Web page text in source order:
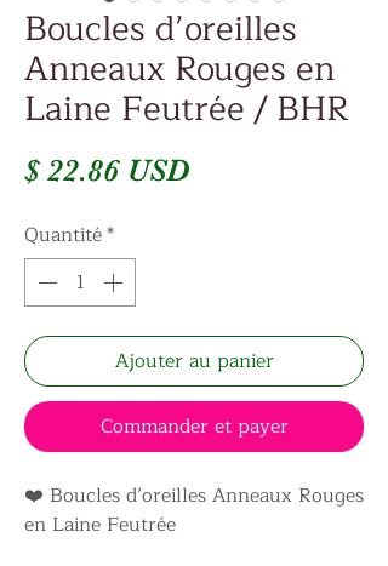
Boucles d’oreilles
Anneaux Rouges en
Laine Feutrée / BHR
$ 22.86 USDPrix
Quantité*
Ajouter au panier
Commander et payer
❤️ Boucles d’oreilles Anneaux Rouges
en Laine Feutrée